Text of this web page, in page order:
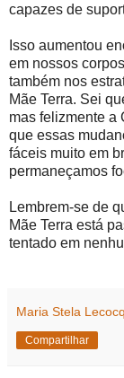
capazes de
Isso aumentou
em nossos
também nos
Mãe Terra. Sei
mas felizmente a
que essas
fáceis muito em
permaneçamos
Lembrem-se de
Mãe Terra está
tentado em
Maria Stela
Compartilhar